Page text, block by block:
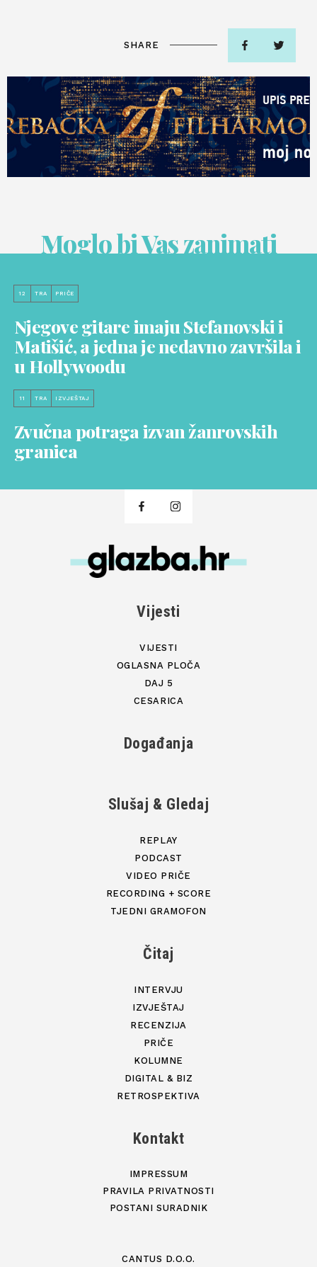
SHARE
Moglo bi Vas zanimati
12 TRA PRIČE
Njegove gitare imaju Stefanovski i
Matišić, a jedna je nedavno završila i
u Hollywoodu
11 TRA IZVJEŠTAJ
Zvučna potraga izvan žanrovskih
granica
Vijesti
VIJESTI
OGLASNA PLOČA
DAJ 5
CESARICA
Događanja
Slušaj & Gledaj
REPLAY
PODCAST
VIDEO PRIČE
RECORDING + SCORE
TJEDNI GRAMOFON
Čitaj
INTERVJU
IZVJEŠTAJ
RECENZIJA
PRIČE
KOLUMNE
DIGITAL & BIZ
RETROSPEKTIVA
Kontakt
IMPRESSUM
PRAVILA PRIVATNOSTI
POSTANI SURADNIK
CANTUS D.O.O.